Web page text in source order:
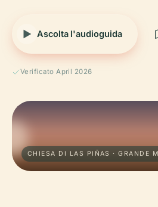
Ascolta l'audioguida
Verificato April 2026
CHIESA DI LAS PIÑAS · GRANDE